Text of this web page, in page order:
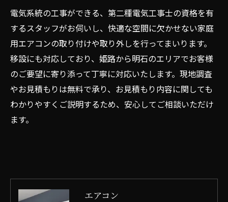
電気系統の工事ができる、第二種電気工事士の資格を有
するスタッフがお伺いし、快適な空間に欠かせない家庭
用エアコンの取り付けや取り外しを行ってまいります。
移設にも対応しており、姫路から明石のエリアでお客様
のご要望に寄り添って丁寧に対応いたします。現地調査
やお見積もりは無料で承り、お見積もり内容に関しても
わかりやすくご説明するため、安心してご相談いただけ
ます。
エアコン
お問い合わせはこちら